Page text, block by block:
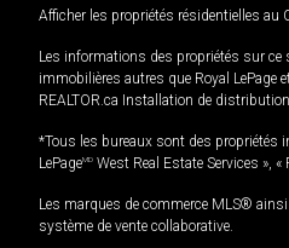
Afficher les propriétés résidentielles au
Les informations des propriétés sur ce
immobilières autres que Royal
REALTOR.ca Installation de
*Tous les bureaux sont des propriétés
LePageMD West Real Estate Services », «
Les marques de commerce MLS®
système de vente collaborative.